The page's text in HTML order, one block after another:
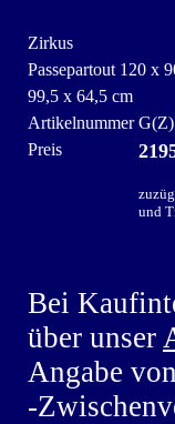
Zirkus
Passepartout 120 x
99,5 x 64,5 cm
Artikelnummer
Preis
und
Bei
über unser
Angabe
-